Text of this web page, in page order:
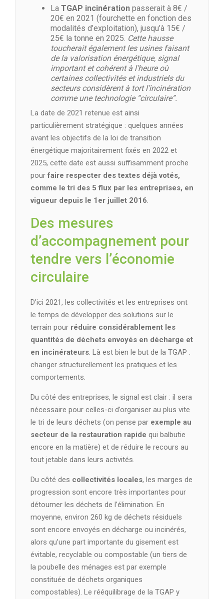
La TGAP incinération passerait à 8€ /
20€ en 2021 (fourchette en fonction des
modalités d’exploitation), jusqu’à 15€ /
25€ la tonne en 2025. Cette hausse
toucherait également les usines faisant
de la valorisation énergétique, signal
important et cohérent à l’heure où
certaines collectivités et industriels du
secteurs considèrent à tort l’incinération
comme une technologie “circulaire”.
La date de 2021 retenue est ainsi
particulièrement stratégique : quelques années
avant les objectifs de la loi de transition
énergétique majoritairement fixés en 2022 et
2025, cette date est aussi suffisamment proche
pourfaire respecter des textes déjà votés,
comme le tri des 5 flux par les entreprises, en
vigueur depuis le 1er juillet 2016
Des mesures
d’accompagnement pour
tendre vers l’économie
circulaire
D’ici 2021, les collectivités et les entreprises ont
le temps de développer des solutions sur le
terrain pour réduire considérablement les
quantités de déchets envoyés en décharge et
en incinérateurs . Là est bien le but de la TGAP :
changer structurellement les pratiques et les
comportements.
Du côté des entreprises, le signal est clair : il sera
nécessaire pour celles-ci d’organiser au plus vite
le tri de leurs déchets (on pense par exemple au
secteur de la restauration rapide qui balbutie
encore en la matière) et de réduire le recours au
tout jetable dans leurs activités.
Du côté des collectivités locales, les marges de
progression sont encore très importantes pour
détourner les déchets de l’élimination. En
moyenne, environ 260 kg de déchets résiduels
sont encore envoyés en décharge ou incinérés,
alors qu’une part importante du gisement est
évitable, recyclable ou compostable (un tiers de
la poubelle des ménages est par exemple
constituée de déchets organiques
compostables). Le rééquilibrage de la TGAP y